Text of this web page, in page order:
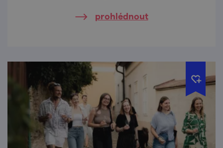
prohlédnout